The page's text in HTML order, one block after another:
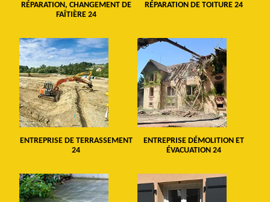
RÉPARATION, CHANGEMENT DE
FAÎTIÈRE 24
RÉPARATION DE TOITURE 24
ENTREPRISE DE TERRASSEMENT
24
ENTREPRISE DÉMOLITION ET
ÉVACUATION 24